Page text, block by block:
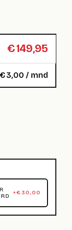
€149,95
€3,00 / mnd
+€ 30,00